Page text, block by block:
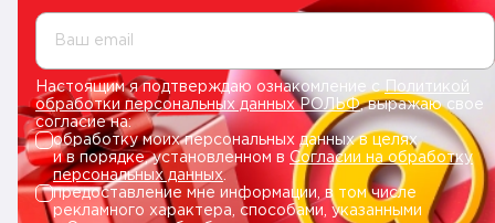
Ваш email
Настоящим я подтверждаю ознакомление сПолитикой
обработки персональных данных РОЛЬФ, выражаю свое
согласие на:
обработку моих персональных данных в целях
и в порядке, установленном в Согласии на обработку
персональных данных.
предоставление мне информации, в том числе
рекламного характера, способами, указанными